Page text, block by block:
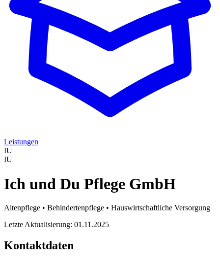
Leistungen
IU
IU
Ich und Du Pflege GmbH
Altenpflege • Behindertenpflege • Hauswirtschaftliche Versorgung
Letzte Aktualisierung: 01.11.2025
Kontaktdaten